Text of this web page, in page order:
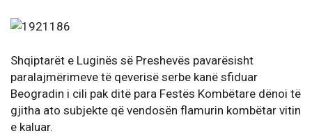
Shqiptarët e Luginës së Preshevës pavarësisht
paralajmërimeve të qeverisë serbe kanë sfiduar
Beogradin i cili pak ditë para Festës Kombëtare dënoi të
gjitha ato subjekte që vendosën flamurin kombëtar vitin
e kaluar.